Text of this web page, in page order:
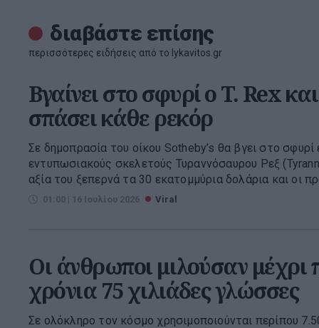
διαβάστε επίσης
περισσότερες ειδήσεις από το lykavitos.gr
Βγαίνει στο σφυρί ο T. Rex
σπάσει κάθε ρεκόρ
Σε δημοπρασία του οίκου Sotheby’s θα βγει στο
εντυπωσιακούς σκελετούς Τυραννόσαυρου Ρεξ
αξία του ξεπερνά τα 30 εκατομμύρια δολάρια και οι
01:00 | 16 Ιουλίου 2026 Viral
Οι άνθρωποι μιλούσαν μέχρι
χρόνια 75 χιλιάδες γλώσσες
Σε ολόκληρο τον κόσμο χρησιμοποιούνται περίπου